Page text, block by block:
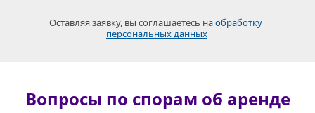
Оставляя заявку, вы соглашаетесь на обработку
персональных данных
Вопросы по спорам об аренде